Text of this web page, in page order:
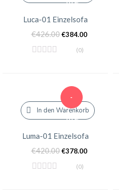
10%
Luca-01 Einzelsofa
€426.00 €384.00
(0)
-
10%
In den Warenkorb
Luma-01 Einzelsofa
€420.00 €378.00
(0)